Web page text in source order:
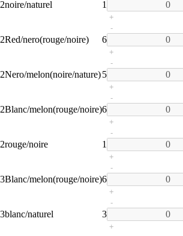
2noire/naturel 1
+
2Red/nero(rouge/noire) 6
-
+
2Nero/melon(noire/nature)5
-
+
2Blanc/melon(rouge/noire)6
-
+
2rouge/noire 1
-
+
3Blanc/melon(rouge/noire)6
-
+
3blanc/naturel 3
-
+